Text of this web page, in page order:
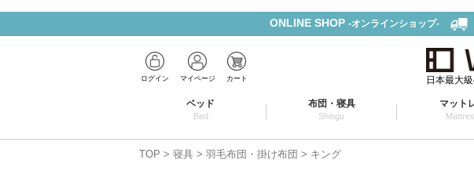
ONLINE SHOP -オンラインショップ-
ログイン マイページ カート 日本最大
ベッド
Bed
布団・寝具
Shingu
マット
TOP 寝具 羽毛布団・掛け布団 キング